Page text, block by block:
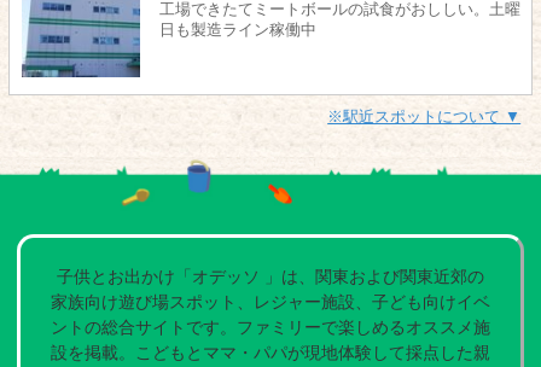
工場できたてミートボールの試食がおししい。土曜
日も製造ライン稼働中
※駅近スポットについて ▼
子供とお出かけ「オデッソ 」は、関東および関東近郊の
家族向け遊び場スポット、レジャー施設、子ども向けイベ
ントの総合サイトです。ファミリーで楽しめるオススメ施
設を掲載。こどもとママ・パパが現地体験して採点した親